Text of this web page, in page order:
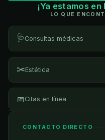
¡Ya estamos
LO QUE
🩺 Consultas médicas
✂️Estética
📅 Citas en línea
CONTACTO DIRECTO